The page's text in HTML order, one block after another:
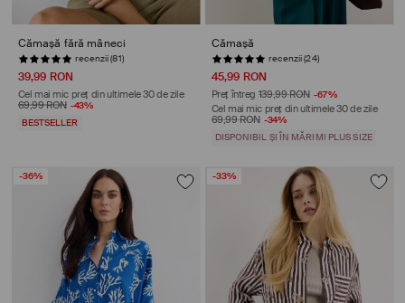
Cămașă fără mâneci
recenzii (81)
39,99 RON
Cel mai mic preț din ultimele 30 de zile
69,99 RON -43%
BESTSELLER
Cămașă
recenzii (24)
45,99 RON
Preț întreg 139,99 RON -67%
Cel mai mic preț din ultimele 30 de zile
69,99 RON -34%
DISPONIBIL ȘI ÎN MĂRIMI PLUS SIZE
-36% -33%